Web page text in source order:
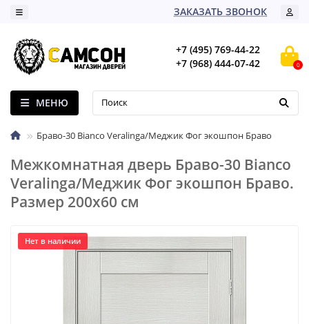
ЗАКАЗАТЬ ЗВОНОК
+7 (495) 769-44-22
+7 (968) 444-07-42
0
МЕНЮ
Браво-30 Bianco Veralinga/Меджик Фог экошпон Браво
Межкомнатная дверь Браво-30 Bianco
Veralinga/Меджик Фог экошпон Браво.
Размер 200x60 см
Нет в наличии